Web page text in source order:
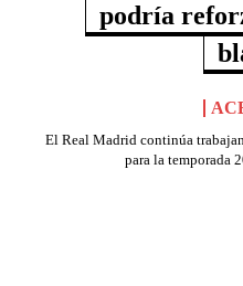
podría
El Real Madrid continúa
para la temporada